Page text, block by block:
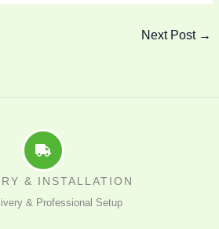
Next Post →
& INSTALLATION
& Professional Setup